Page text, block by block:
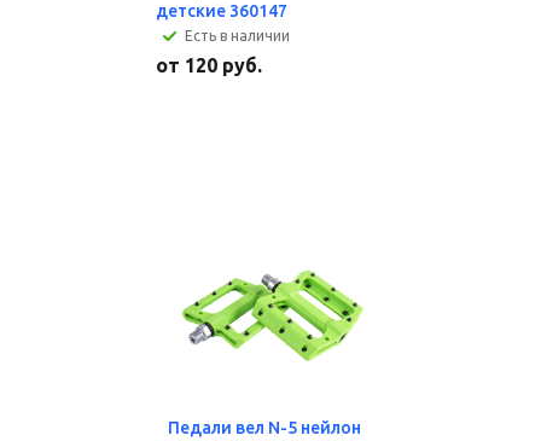
детские 360147
Есть в наличии
от 120 руб.
Педали вел N-5 нейлон